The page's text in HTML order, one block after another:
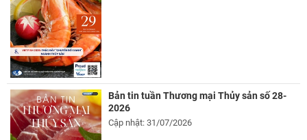
Bản tin tuần Thương mại Thủy sản số 28-
2026
Cập nhật: 31/07/2026